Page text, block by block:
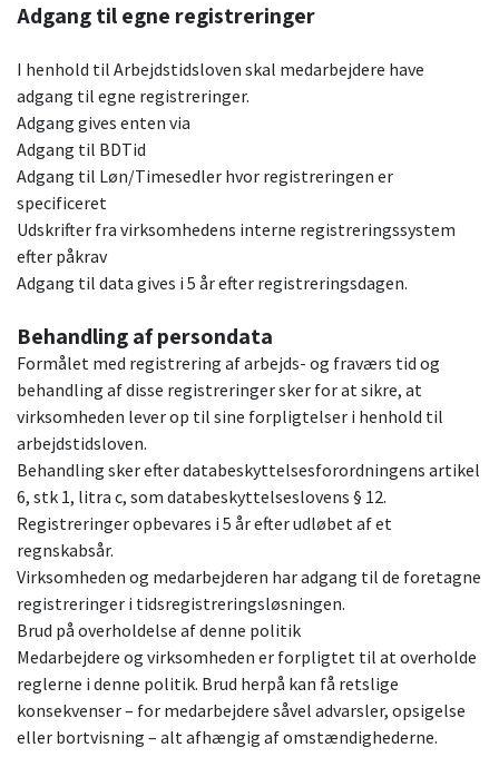
Adgang til egne registreringer
I henhold til Arbejdstidsloven skal medarbejdere have
adgang til egne registreringer.
Adgang gives enten via
Adgang til BDTid
Adgang til Løn/Timesedler hvor registreringen er
specificeret
Udskrifter fra virksomhedens interne registreringssystem
efter påkrav
Adgang til data gives i 5 år efter registreringsdagen.
Behandling af persondata
Formålet med registrering af arbejds- og fraværs tid og
behandling af disse registreringer sker for at sikre, at
virksomheden lever op til sine forpligtelser i henhold til
arbejdstidsloven.
Behandling sker efter databeskyttelsesforordningens artikel
6, stk 1, litra c, som databeskyttelseslovens § 12.
Registreringer opbevares i 5 år efter udløbet af et
regnskabsår.
Virksomheden og medarbejderen har adgang til de foretagne
registreringer i tidsregistreringsløsningen.
Brud på overholdelse af denne politik
Medarbejdere og virksomheden er forpligtet til at overholde
reglerne i denne politik. Brud herpå kan få retslige
konsekvenser – for medarbejdere såvel advarsler, opsigelse
eller bortvisning – alt afhængig af omstændighederne.